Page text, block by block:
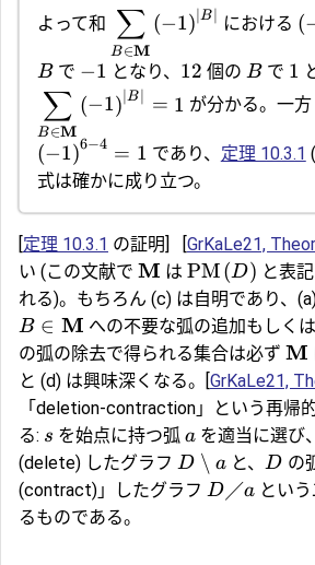
よって和
B∈M
∑ (−1) ∣B における (
Bで −1 となり、 12 個の Bで 1
B∈M
∑ (−1) ∣B = 1 が分かる。一方
(−1)6−4 = 1 であり、 定理 10.3.1
式は確かに成り立つ。
[定理 10.3.1 の証明] [GrKaLe21,
い (この文献で M は PM(D) と表
れる)。もちろん (c) は自明であり、
B ∈ M への不要な弧の追加もしく
の弧の除去で得られる集合は必ず M
と (d) は興味深くなる。[GrKaLe21,
「deletion-contraction」という再帰
る: s を始点に持つ弧 a を適当に選び、
(delete) したグラフ D ∖ a と、D の
(contract)」したグラフ D╱aという
るものである。